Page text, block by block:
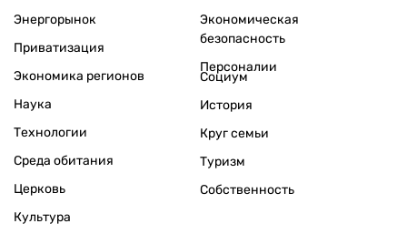
Энергорынок
Приватизация
Экономика регионов
Экономическая
безопасность
Персоналии
Наука
Технологии
Среда обитания
Церковь
Культура
Социум
История
Круг семьи
Туризм
Собственность